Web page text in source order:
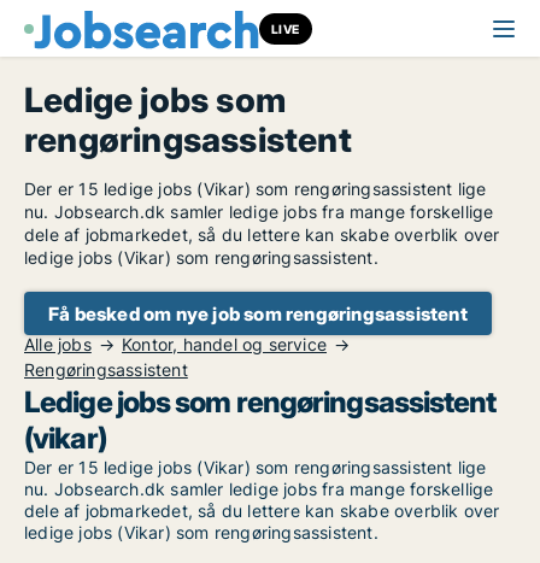
LIVE
Ledige jobs som
rengøringsassistent
Der er 15 ledige jobs (Vikar) som rengøringsassistent lige
nu. Jobsearch.dk samler ledige jobs fra mange forskellige
dele af jobmarkedet, så du lettere kan skabe overblik over
ledige jobs (Vikar) som rengøringsassistent.
Få besked om nye job som rengøringsassistent
Alle jobs
Kontor, handel og service
Rengøringsassistent
Ledige jobs som rengøringsassistent
(vikar)
Der er 15 ledige jobs (Vikar) som rengøringsassistent lige
nu. Jobsearch.dk samler ledige jobs fra mange forskellige
dele af jobmarkedet, så du lettere kan skabe overblik over
ledige jobs (Vikar) som rengøringsassistent.